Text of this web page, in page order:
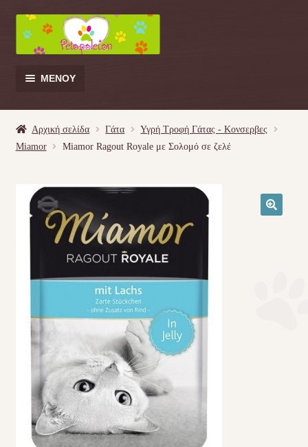
Απευθείας
μετάβαση
στην
πλοήγηση
Μετάβαση
σε
περιεχόμενο
ΜΕΝΟΎ
Σκύλος
Κουνέλι
Τσάντες μεταφοράς
Επικοινωνία
Φροντίδα – Είδη Υγιεινής
Αρχική σελίδα Γάτα
Υγρή Τροφή Γάτας - Kονσερβες
Miamor
Miamor Ragout Royale με Σολομό σε ζελέ